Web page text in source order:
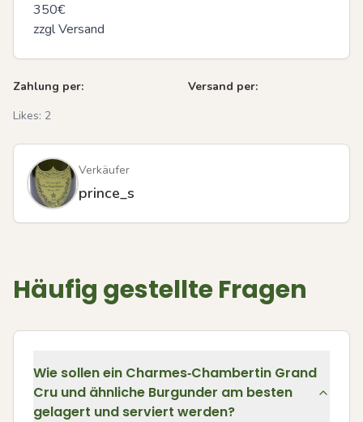
350€
zzgl Versand
Zahlung per:
Versand per:
Likes: 2
Verkäufer
prince_s
Häufig gestellte Fragen
Wie sollen ein Charmes‑Chambertin Grand
Cru und ähnliche Burgunder am besten
gelagert und serviert werden?